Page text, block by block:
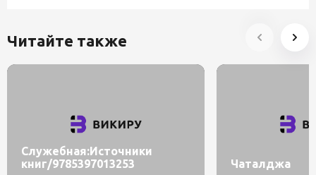
Читайте также
Служебная:Источники
книг/9785397013253
Чаталджа